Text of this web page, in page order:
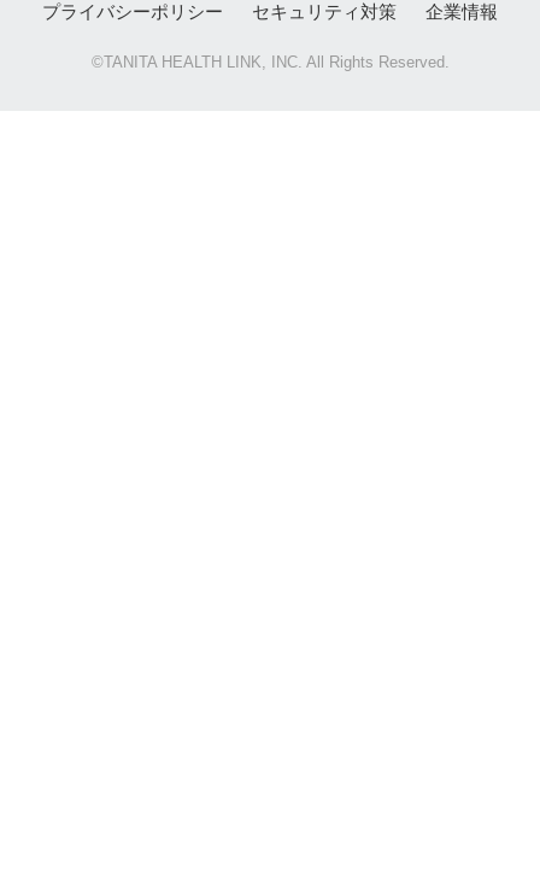
プライバシーポリシー
セキュリティ対策 企業情報
©TANITA HEALTH LINK, INC. All Rights Reserved.